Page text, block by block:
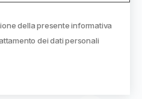
della presente informativa
dei dati personali